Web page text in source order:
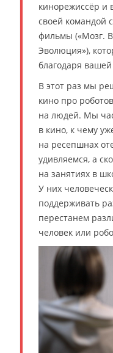
кинорежиссёр и
своей командой
фильмы («Мозг.
Эволюция»),
благодаря
В этот раз мы
кино про
на людей. Мы
в кино, к чему
на ресепшнах
удивляемся, а
на занятиях в
У них
поддерживать
перестанем
человек или